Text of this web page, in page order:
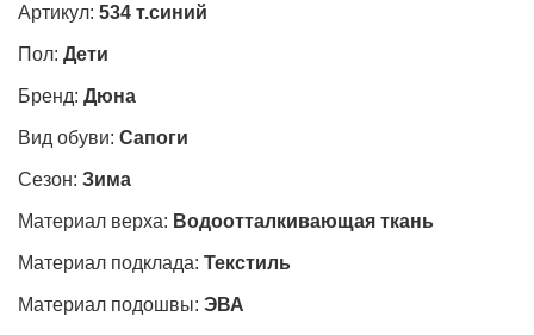
Артикул: 534 т.синий
Пол: Дети
Бренд: Дюна
Вид обуви: Сапоги
Сезон: Зима
Материал верха: Водоотталкивающая ткань
Материал подклада: Текстиль
Материал подошвы: ЭВА